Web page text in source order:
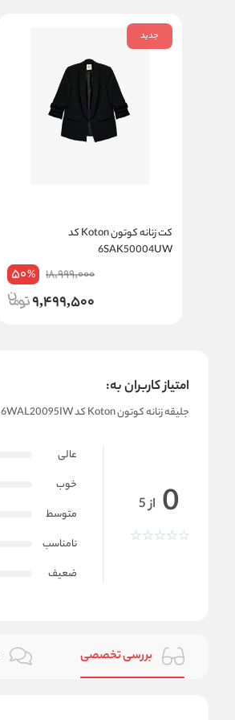
جدید
کت زنانه کوتون Koton کد
6SAK50004UW
18,999,000
50%
9,499,500
امتیاز کاربران به:
جلیقه زنانه کوتون Koton کد 6WAL20095IW
0 از 5
عالی
خوب
متوسط
نامناسب
ضعیف
بررسی تخصصی